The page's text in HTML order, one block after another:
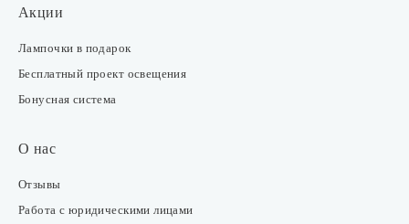
Акции
Лампочки в подарок
Бесплатный проект освещения
Бонусная система
О нас
Отзывы
Работа с юридическими лицами